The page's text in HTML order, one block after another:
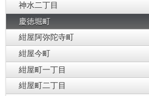
神水二丁目
慶徳堀町
紺屋阿弥陀寺町
紺屋今町
紺屋町一丁目
紺屋町二丁目